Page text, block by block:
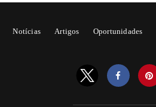
Notícias Artigos Oportunidades